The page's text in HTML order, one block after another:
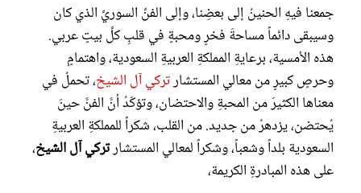
جمعنا فيهِ الحنينُ إلى بعضِنا، وإلى الفنِّ السوريِّ الذي كان
وسيبقى دائماً مساحةَ فخرٍ ومحبةٍ في قلبِ كلِّ بيتٍ عربي.
هذه الأمسية، برعايةِ المملكةِ العربيةِ السعودية، واهتمامٍ
وحرصٍ كبيرٍ من معالي المستشارتركي آل الشيخ، تحملُ في
معناها الكثيرَ من المحبةِ والاحتضان، وتؤكّدُ أنَّ الفنَّ حينَ
يُحتضن، يزدهرُ من جديد. من القلب، شكراً للمملكةِ العربيةِ
السعودية بلداً وشعباً، وشكراً لمعالي المستشارتركي آل الشيخ،
على هذه المبادرةِ الكريمة،